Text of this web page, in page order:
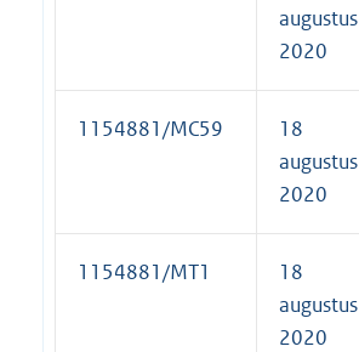
augustus
2020
1154881/MC59
18
augustus
2020
1154881/MT1
18
augustus
2020